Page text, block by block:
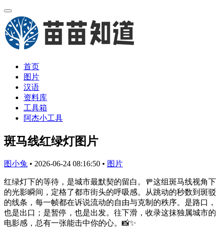
首页
图片
汉语
资料库
工具箱
阿杰小工具
斑马线红绿灯图片
图小兔 • 2026-06-24 08:16:50 • 图片
红绿灯下的等待，是城市最默契的留白。🚥这组斑马线视角下
的光影瞬间，定格了都市街头的呼吸感。从跳动的秒数到斑驳
的线条，每一帧都在诉说流动的自由与克制的秩序。是路口，
也是出口；是暂停，也是出发。往下滑，收录这抹独属城市的
电影感，总有一张能击中你的心。📸✨